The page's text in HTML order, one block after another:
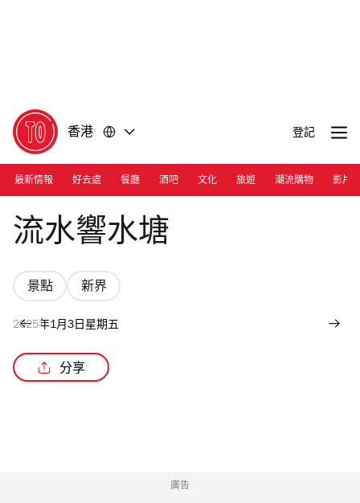
香港 登記
最新情報 好去處 餐廳 酒吧 文化 旅遊 潮流購物 影片
Photograph: Cara Hung
流水響水塘
景點 新界
2025年1月3日星期五
分享
廣告